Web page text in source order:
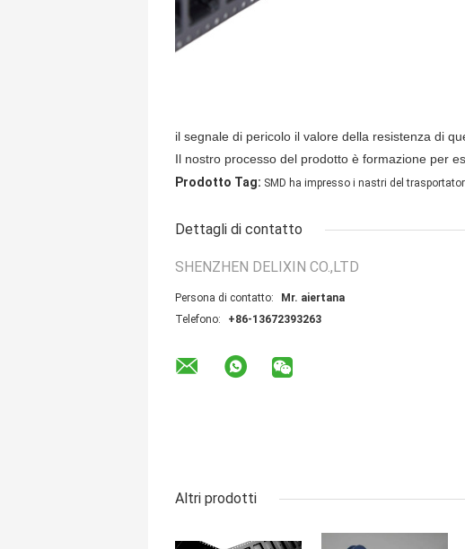
il segnale di pericolo il valore della resistenza di
Il nostro processo del prodotto è formazione per
Prodotto Tag: SMD ha impresso i nastri del
Dettagli di contatto
SHENZHEN DELIXIN CO.,LTD
Persona di contatto:
Mr. aiertana
Telefono:
+86-13672393263
Altri prodotti